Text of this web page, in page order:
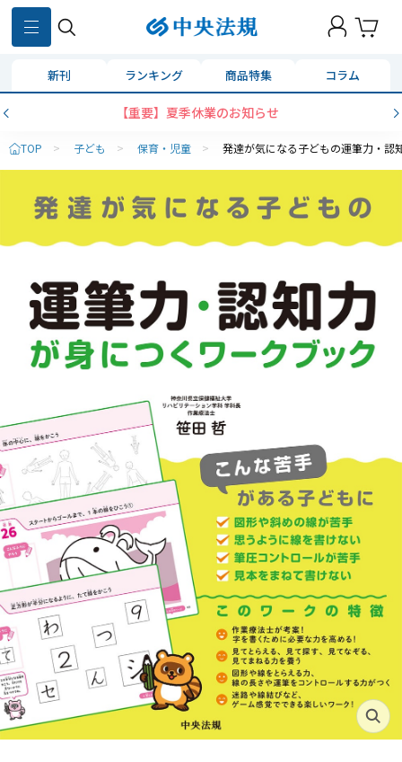
新刊 ランキング 商品特集 コラム
【重要】夏季休業のお知らせ
TOP > 子ども > 保育・児童 > 発達が気になる子どもの運筆力・認